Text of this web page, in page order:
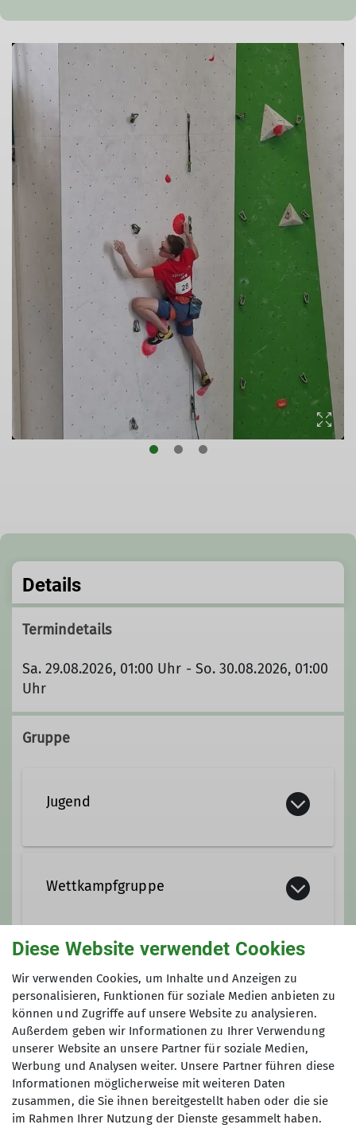
Details
Termindetails
Sa. 29.08.2026, 01:00 Uhr - So. 30.08.2026, 01:00
Uhr
Gruppe
Jugend
Wettkampfgruppe
Leistungssport
Sektion
Diese Website verwendet Cookies
Wir verwenden Cookies, um Inhalte und Anzeigen zu
personalisieren, Funktionen für soziale Medien anbieten zu
können und Zugriffe auf unsere Website zu analysieren.
Außerdem geben wir Informationen zu Ihrer Verwendung
unserer Website an unsere Partner für soziale Medien,
Werbung und Analysen weiter. Unsere Partner führen diese
Informationen möglicherweise mit weiteren Daten
zusammen, die Sie ihnen bereitgestellt haben oder die sie
im Rahmen Ihrer Nutzung der Dienste gesammelt haben.